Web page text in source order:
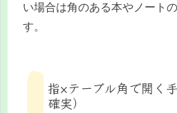
い場合は角のある本やノート
す。
指×テーブル角で開く
確実）